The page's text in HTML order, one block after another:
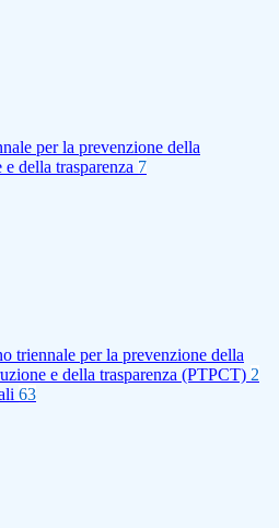
per la prevenzione della
della trasparenza 7
triennale per la prevenzione della
e della trasparenza (PTPCT) 2
63